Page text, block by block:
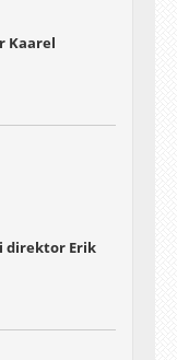
Kaarel
direktor Erik